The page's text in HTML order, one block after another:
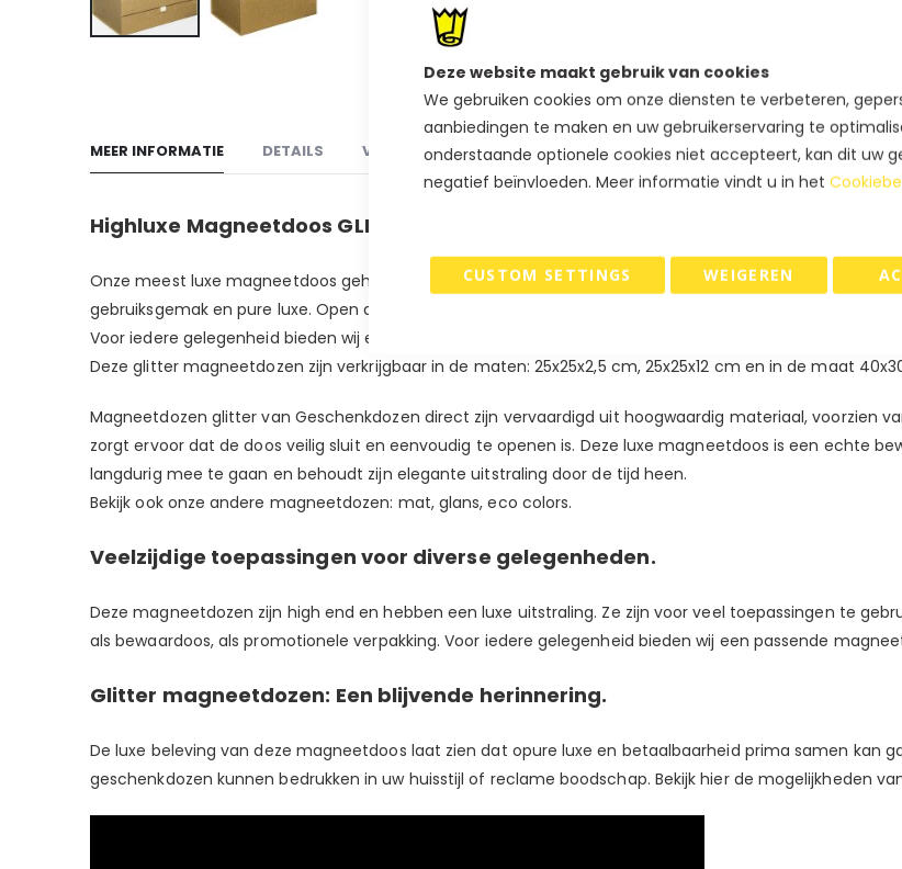
Deze website maakt gebruik van cookies
We gebruiken cookies om onze diensten te verbeteren,
aanbiedingen te maken en uw gebruikerservaring te
onderstaande optionele cookies niet accepteert, kan dit uw
negatief beïnvloeden. Meer informatie vindt u in het
CUSTOM SETTINGS WEIGEREN
van
afbeeldingen-
gallerij
MEER INFORMATIE
Highluxe Magneetdoos GLITTERS.
Onze meest luxe magneetdoos geheel omplakt met exclusief glitter papier. Deze unieke sparkling
gebruiksgemak en pure luxe. Open deze doos d.m.v. een
Kies
Voor iedere gelegenheid bieden wij een passende magneetdoos.
Deze glitter magneetdozen zijn verkrijgbaar in de maten: 25x25x2,5 cm, 25x25x12 cm en in de maat
Magneetdozen glitter van Geschenkdozen direct zijn vervaardigd uit hoogwaardig materiaal, voorzien
zorgt ervoor dat de doos veilig sluit en eenvoudig te openen is. Deze luxe magneetdoos is een echte
langdurig mee te gaan en behoudt zijn elegante uitstraling door de tijd heen.
Bekijk ook onze andere magneetdozen: mat, glans,eco colors.
Veelzijdige toepassingen voor diverse gelegenheden.
Deze magneetdozen zijn high end en hebben een luxe uitstraling. Ze zijn voor veel toepassingen te
als bewaardoos, als promotionele verpakking. Voor iedere gelegenheid bieden wij een passende
Glitter magneetdozen: Een blijvende herinnering.
De luxe beleving van deze magneetdoos laat zien dat opure luxe en betaalbaarheid prima samen kan
geschenkdozen kunnen bedrukken in uw huisstijl of reclame boodschap. Bekijkhierde mogelijkheden
DETAILS VERZENDEN & RETOURNEREN